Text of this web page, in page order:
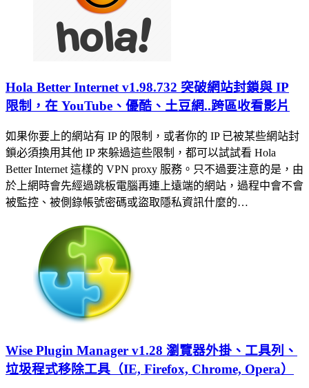
Hola Better Internet v1.98.732 突破網站封鎖與 IP
限制，在 YouTube、優酷、土豆網..跨區收看影片
如果你要上的網站有 IP 的限制，或者你的 IP 已被某些網站封
鎖必須換用其他 IP 來躲過這些限制，都可以試試看 Hola
Better Internet 這樣的 VPN proxy 服務。只不過要注意的是，由
於上網時會先經過跳板電腦再連上遠端的網站，過程中會不會
被監控、被側錄帳號密碼或盜取隱私資訊什麼的…
Wise Plugin Manager v1.28 瀏覽器外掛、工具列、
垃圾程式移除工具（IE, Firefox, Chrome, Opera）